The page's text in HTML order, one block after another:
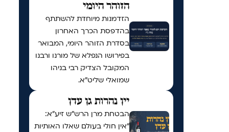
הזוהר היומי
הזדמנות מיוחדת להשתתף
בהדפסת הכרך האחרון
בסדרת הזוהר היומי, המבואר
בפירושו הנפלא של מורנו ורבנו
המקובל הצדיק רבי בניהו
שמואלי שליט״א.
יין נהרות גן עדן
הבטחת מרן הרש"ש זיע"א:
"אין חולי בעולם שאלו האותיות